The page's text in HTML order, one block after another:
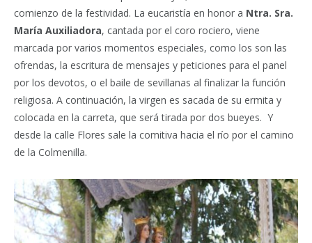
comienzo de la festividad. La eucaristía en honor a Ntra. Sra.
María Auxiliadora, cantada por el coro rociero, viene
marcada por varios momentos especiales, como los son las
ofrendas, la escritura de mensajes y peticiones para el panel
por los devotos, o el baile de sevillanas al finalizar la función
religiosa. A continuación, la virgen es sacada de su ermita y
colocada en la carreta, que será tirada por dos bueyes. Y
desde la calle Flores sale la comitiva hacia el río por el camino
de la Colmenilla.